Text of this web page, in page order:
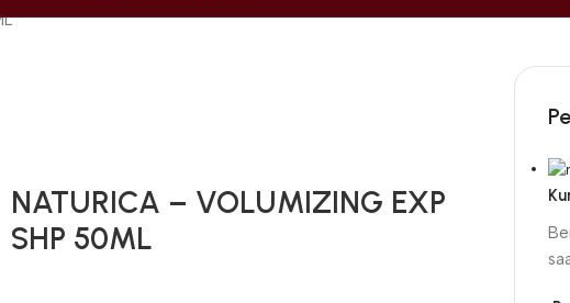
NATURICA – VOLUMIZING EXP
SHP 50ML